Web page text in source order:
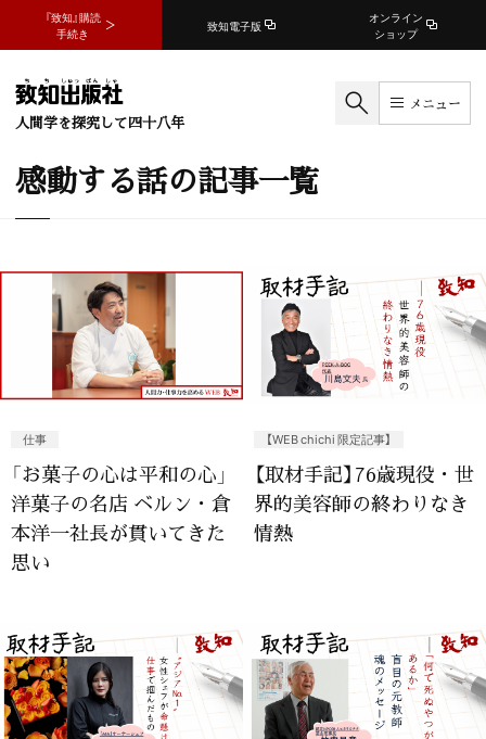
『致知』購読
手続き
致知電子版
オンライン
ショップ
人間学を探究して四十八年
メニュー
感動する話の記事一覧
仕事
「お菓子の心は平和の心」
洋菓子の名店 ベルン・倉
本洋一社長が貫いてきた
思い
【WEB chichi 限定記事】
【取材手記】76歳現役・世
界的美容師の終わりなき
情熱